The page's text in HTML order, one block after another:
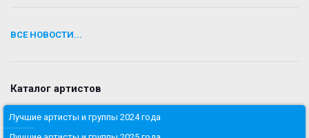
ВСЕ НОВОСТИ...
Каталог артистов
Лучшие артисты и группы 2024 года